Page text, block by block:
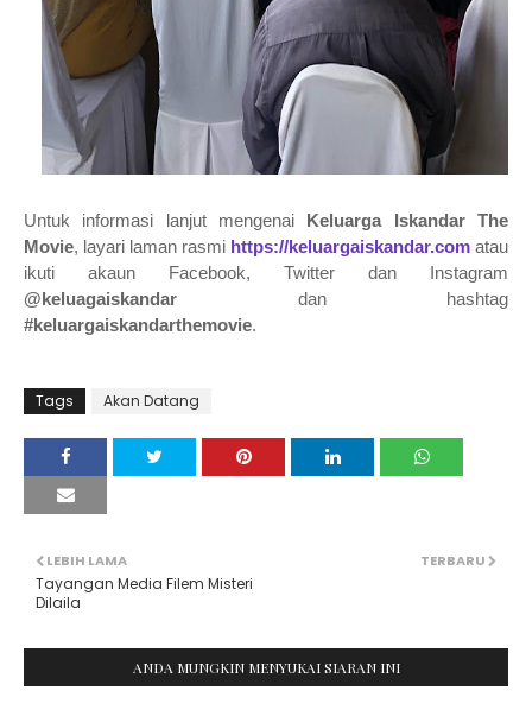
Untuk informasi lanjut mengenai Keluarga Iskandar The
Movie, layari laman rasmi https://keluargaiskandar.com atau
ikuti akaun Facebook, Twitter dan Instagram
@keluagaiskandar dan hashtag
#keluargaiskandarthemovie.
Tags Akan Datang
TERBARU
LEBIH LAMA
Tayangan Media Filem Misteri
Dilaila
ANDA MUNGKIN MENYUKAI SIARAN INI